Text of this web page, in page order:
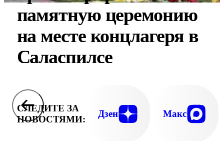
памятную церемонию
на месте концлагеря в
Саласпилсе
СЛЕДИТЕ ЗА
НОВОСТЯМИ:
Дзен Макс